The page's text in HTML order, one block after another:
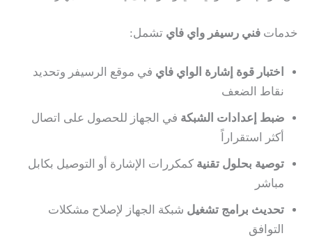
خدمات فني رسيفر واي فاي تشمل:
اختبار قوة إشارة الواي فاي في موقع الرسيفر وتحديد
نقاط الضعف
ضبط إعدادات الشبكة في الجهاز للحصول على اتصال
أكثر استقراراً
توصية بحلول تقنية كمكررات الإشارة أو التوصيل بكابل
مباشر
تحديث برامج تشغيل شبكة الجهاز لإصلاح مشكلات
التوافق